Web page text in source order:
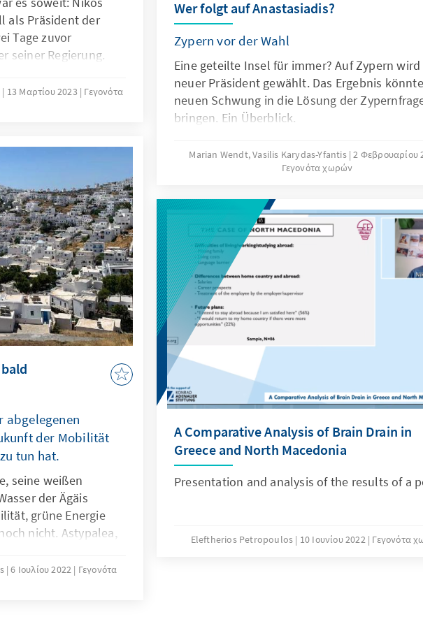
als Präsident der
Tage zuvor
seiner Regierung.
im 1. Wahlgang
bisher regierende
13 Μαρτίου 2023
Γεγονότα
Wer folgt auf Anastasiadis?
Zypern vor der Wahl
Eine geteilte Insel für immer? Auf Zypern wird
neuer Präsident gewählt. Das Ergebnis könnte
neuen Schwung in die Lösung der
bringen. Ein Überblick.
Marian Wendt, Vasilis Karydas-Yfantis 2 Φεβρουαρίου
Γεγονότα χωρών
abgelegenen
der Mobilität
tun hat.
seine weißen
der Ägäis
grüne Energie
nicht. Astypalea,
und vom
6 Ιουλίου 2022
Γεγονότα
A Comparative Analysis of Brain Drain in
Greece and North Macedonia
Presentation and analysis of the results of a
Eleftherios Petropoulos 10 Ιουνίου 2022 Γεγονότα